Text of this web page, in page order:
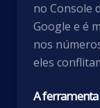
no Console
Google e é
nos
eles
A